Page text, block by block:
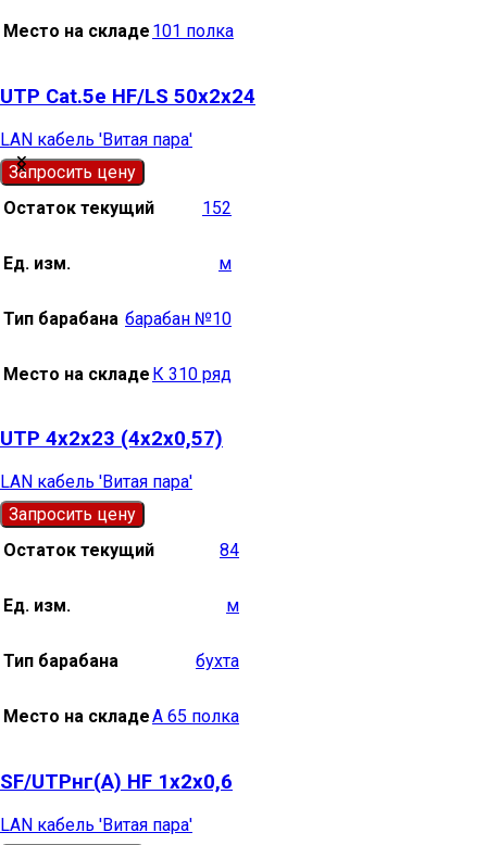
Место на складе 101 полка
UTP Cat.5e HF/LS 50х2х24
LAN кабель 'Витая пара'
Запросить цену
Остаток текущий
152
Ед. изм. м
Тип барабана барабан №10
Место на складе К 310 ряд
UTP 4х2х23 (4х2х0,57)
LAN кабель 'Витая пара'
Запросить цену
Остаток текущий
84
Ед. изм. м
Тип барабана бухта
Место на складеА 65 полка
SF/UTPнг(А) HF 1х2х0,6
LAN кабель 'Витая пара'